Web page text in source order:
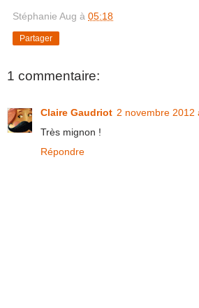
Stéphanie Aug à 05:18
Partager
1 commentaire:
Claire Gaudriot 2 novembre 2012
Très mignon !
Répondre